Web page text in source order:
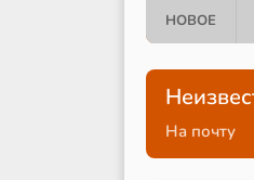
НОВОЕ
На почту